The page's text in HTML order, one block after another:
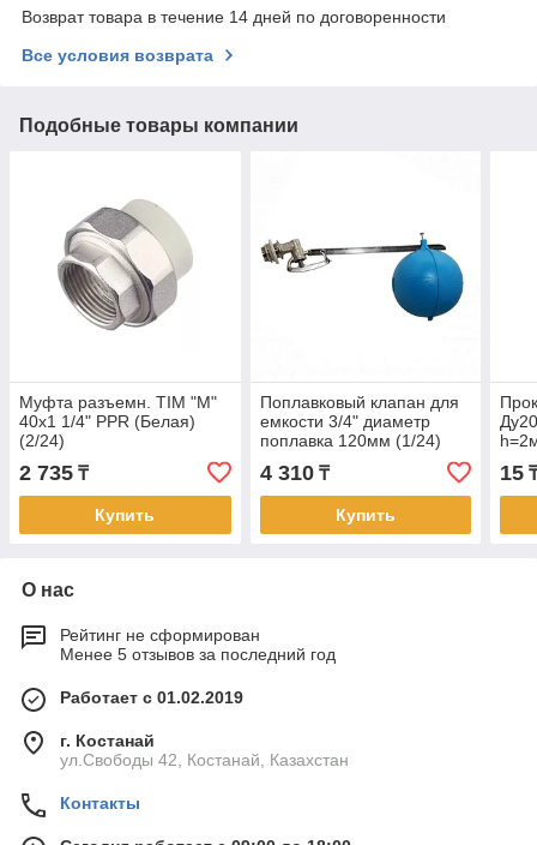
Возврат товара в течение 14 дней по договоренности
Все условия возврата
Подобные товары компании
Муфта разъемн. TIM "М"
40х1 1/4" PPR (Белая)
(2/24)
2 735 ₸
Купить
Поплавковый клапан для
емкости 3/4" диаметр
поплавка 120мм (1/24)
4 310₸
Купить
15
О нас
Рейтинг не сформирован
Менее 5 отзывов за последний год
Работает с 01.02.2019
г. Костанай
ул.Свободы 42, Костанай, Казахстан
Контакты